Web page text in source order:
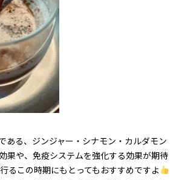
ある、ジンジャー・シナモン・カルダモン
果や、免疫システムを強化する効果が期待
るこの時期にもとってもおすすめですよ